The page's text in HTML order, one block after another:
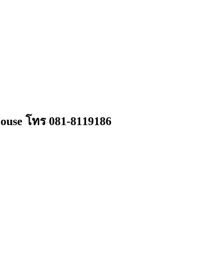
โทร 081-8119186